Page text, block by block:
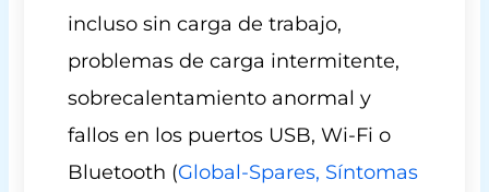
incluso sin carga de trabajo,
problemas de carga intermitente,
sobrecalentamiento anormal y
fallos en los puertos USB, Wi-Fi o
Bluetooth (Global-Spares, Síntomas